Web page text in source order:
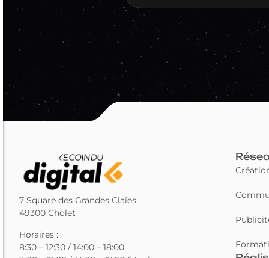
7 Square des Grandes Claies
49300 Cholet
Horaires :
8:30 – 12:30 / 14:00 – 18:00